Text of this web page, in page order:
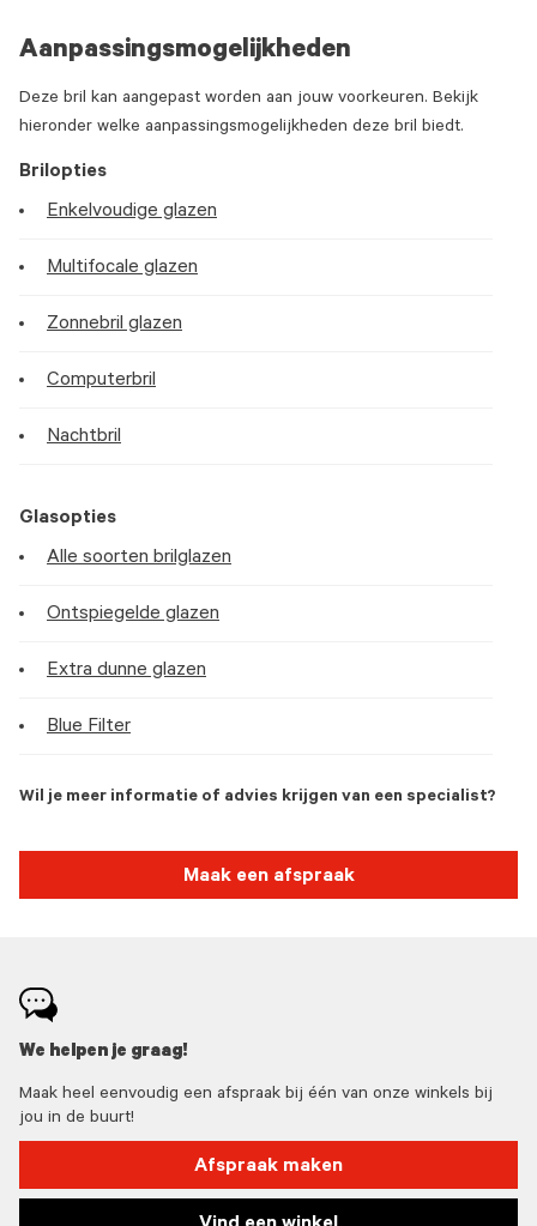
Aanpassingsmogelijkheden
Deze bril kan aangepast worden aan jouw voorkeuren. Bekijk
hieronder welke aanpassingsmogelijkheden deze bril biedt.
Brilopties
Enkelvoudige glazen
Multifocale glazen
Zonnebril glazen
Computerbril
Nachtbril
Glasopties
Alle soorten brilglazen
Ontspiegelde glazen
Extra dunne glazen
Blue Filter
Wil je meer informatie of advies krijgen van een specialist?
Maak een afspraak
We helpen je graag!
Maak heel eenvoudig een afspraak bij één van onze winkels bij
jou in de buurt!
Afspraak maken